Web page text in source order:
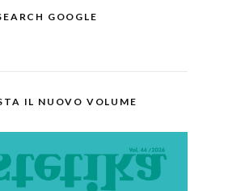
GOOGLE
IL NUOVO VOLUME